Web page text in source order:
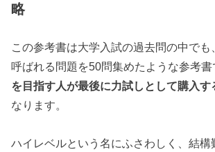
略
この参考書は大学入試の過去問の中でも
呼ばれる問題を50問集めたような参考
を目指す人が最後に力試しとして購入す
なります。
ハイレベルという名にふさわしく、結構